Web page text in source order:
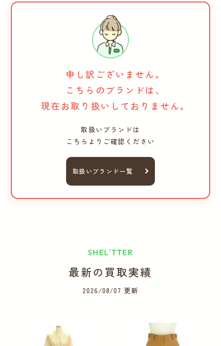
申し訳ございません。
こちらのブランドは、
現在お取り扱いしておりません。
取扱いブランドは
こちらよりご確認ください
取扱いブランド一覧
SHEL'TTER
最新の買取実績
2026/08/07 更新